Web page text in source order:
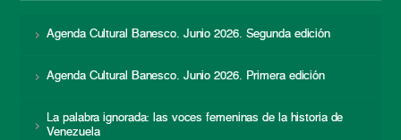
Agenda Cultural Banesco. Junio 2026. Segunda edición
Agenda Cultural Banesco. Junio 2026. Primera edición
La palabra ignorada: las voces femeninas de la historia de
Venezuela